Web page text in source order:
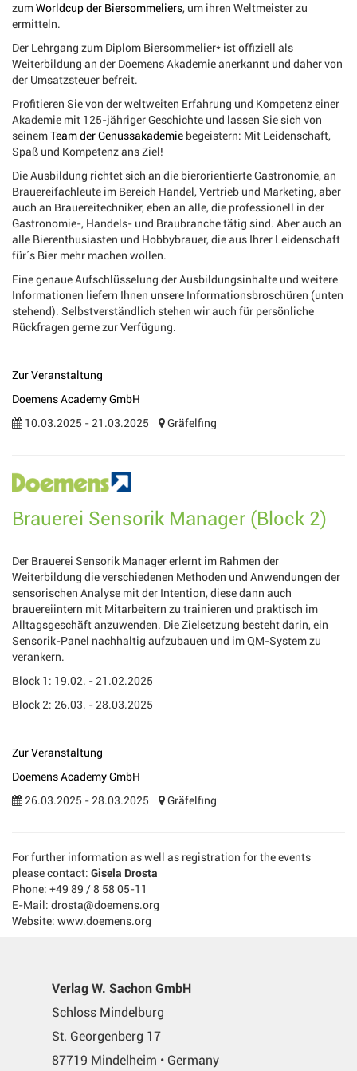
zumWorldcup der Biersommeliers, um ihren Weltmeister zu
ermitteln.
Der Lehrgang zum Diplom Biersommelier* ist offiziell als
Weiterbildung an der Doemens Akademie anerkannt und daher von
der Umsatzsteuer befreit.
Profitieren Sie von der weltweiten Erfahrung und Kompetenz einer
Akademie mit 125-jähriger Geschichte und lassen Sie sich von
seinemTeam der Genussakademie begeistern: Mit Leidenschaft,
Spaß und Kompetenz ans Ziel!
Die Ausbildung richtet sich an die bierorientierte Gastronomie, an
Brauereifachleute im Bereich Handel, Vertrieb und Marketing, aber
auch an Brauereitechniker, eben an alle, die professionell in der
Gastronomie-, Handels- und Braubranche tätig sind. Aber auch an
alle Bierenthusiasten und Hobbybrauer, die aus Ihrer Leidenschaft
für´s Bier mehr machen wollen.
Eine genaue Aufschlüsselung der Ausbildungsinhalte und weitere
Informationen liefern Ihnen unsere Informationsbroschüren (unten
stehend). Selbstverständlich stehen wir auch für persönliche
Rückfragen gerne zur Verfügung.
Zur Veranstaltung
Doemens Academy GmbH
10.03.2025 - 21.03.2025
Gräfelfing
Brauerei Sensorik Manager (Block 2)
Der Brauerei Sensorik Manager erlernt im Rahmen der
Weiterbildung die verschiedenen Methoden und Anwendungen der
sensorischen Analyse mit der Intention, diese dann auch
brauereiintern mit Mitarbeitern zu trainieren und praktisch im
Alltagsgeschäft anzuwenden. Die Zielsetzung besteht darin, ein
Sensorik-Panel nachhaltig aufzubauen und im QM-System zu
verankern.
Block 1: 19.02. - 21.02.2025
Block 2: 26.03. - 28.03.2025
Zur Veranstaltung
Doemens Academy GmbH
26.03.2025 - 28.03.2025
Gräfelfing
For further information as well as registration for the events
please contact: Gisela Drosta
Phone: +49 89 / 8 58 05-11
E-Mail: drosta@doemens.org
Website: www.doemens.org
Verlag W. Sachon GmbH
Schloss Mindelburg
St. Georgenberg 17
87719 Mindelheim • Germany